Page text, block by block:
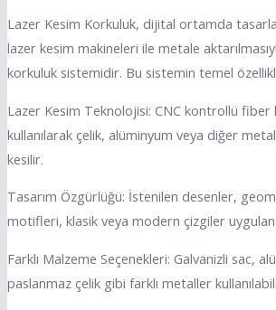
Lazer Kesim Korkuluk, dijital ortamda
lazer kesim makineleri ile metale
korkuluk sistemidir. Bu sistemin temel
Lazer Kesim Teknolojisi: CNC kontrollü fiber
kullanılarak çelik, alüminyum veya diğer
kesilir.
Tasarım Özgürlüğü: İstenilen desenler,
motifleri, klasik veya modern çizgiler
Farklı Malzeme Seçenekleri: Galvanizli sac,
paslanmaz çelik gibi farklı metaller